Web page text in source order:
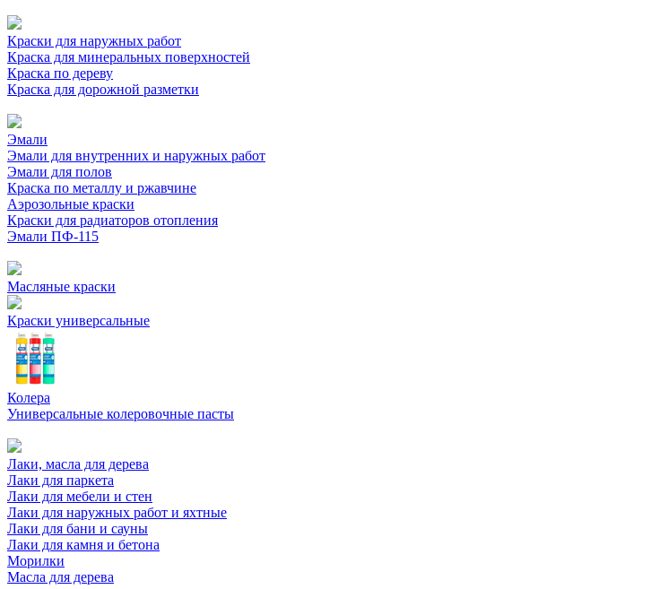
Краски для наружных работ
Краска для минеральных поверхностей
Краска по дереву
Краска для дорожной разметки
Эмали
Эмали для внутренних и наружных работ
Эмали для полов
Краска по металлу и ржавчине
Аэрозольные краски
Краски для радиаторов отопления
Эмали ПФ-115
Масляные краски
Краски универсальные
Колера
Универсальные колеровочные пасты
Лаки, масла для дерева
Лаки для паркета
Лаки для мебели и стен
Лаки для наружных работ и яхтные
Лаки для бани и сауны
Лаки для камня и бетона
Морилки
Масла для дерева